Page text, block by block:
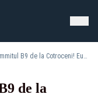
Miză uriașă la Summitul B9 de la Cotroceni! Europa încearcă să repare relația cu America
de la